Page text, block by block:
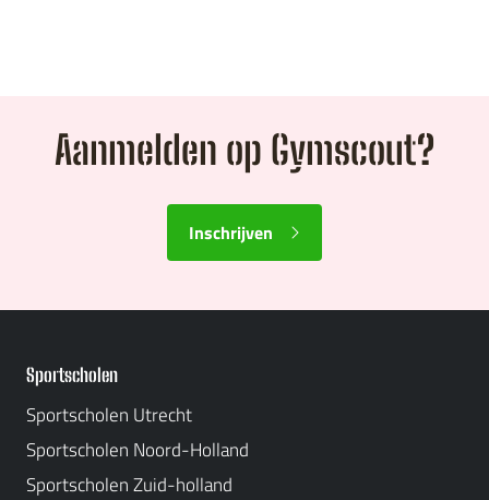
Aanmelden op Gymscout?
Inschrijven
Sportscholen
Sportscholen Utrecht
Sportscholen Noord-Holland
Sportscholen Zuid-holland